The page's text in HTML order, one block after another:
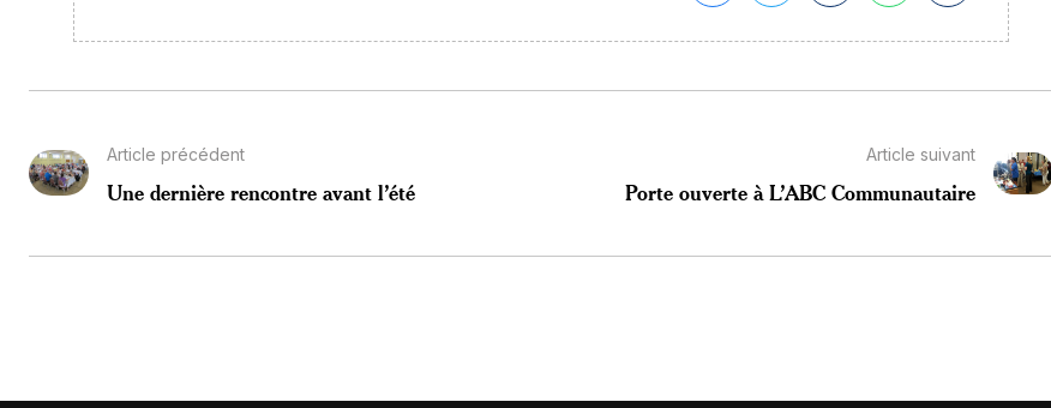
Article précédent
Une dernière rencontre avant l’été
Article suivant
Porte ouverte à L’ABC Communautaire